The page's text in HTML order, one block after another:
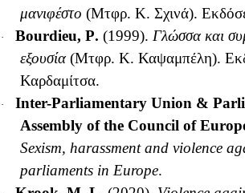
μανιφέστο (Μτφρ. Κ. Σχινά).
· Bourdieu, P. (1999). Γλώσσα και
εξουσία (Μτφρ. Κ. Καψαμπέλη).
Καρδαμίτσα.
·
Inter-Parliamentary Union &
Assembly of the Council of
Sexism, harassment and violence
parliaments in Europe.